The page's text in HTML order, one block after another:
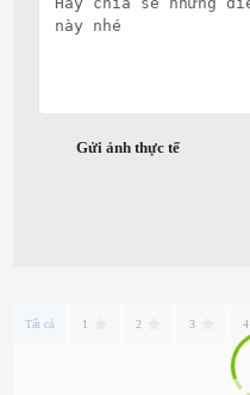
Gửi ảnh thực tế
Tất cả 1 2 3 4